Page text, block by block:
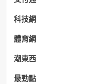
科技網
體育網
潮東西
最勁點